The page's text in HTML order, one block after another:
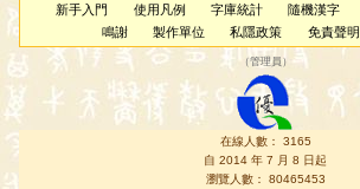
新手入門 使用凡例 字庫統計 隨機漢字
鳴謝
製作單位 私隱政策 免責聲明
（管理員 ）
在線人數： 3165
自 2014 年 7 月 8 日起
瀏覽人數： 80465453